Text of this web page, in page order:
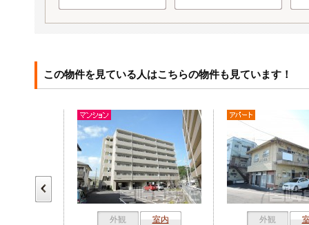
この物件を見ている人はこちらの物件も見ています！
外観 室内 外観